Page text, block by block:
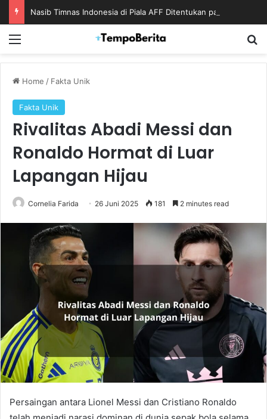
Home / Fakta Unik
Fakta Unik
Rivalitas Abadi Messi dan
Ronaldo Hormat di Luar
Lapangan Hijau
Cornelia Farida 26 Juni 2025 181 2 minutes read
Persaingan antara Lionel Messi dan Cristiano Ronaldo